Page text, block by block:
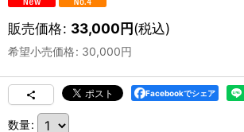
販売価格: 33,000円(税込)
希望小売価格: 30,000円
Facebookでシェア
数量: